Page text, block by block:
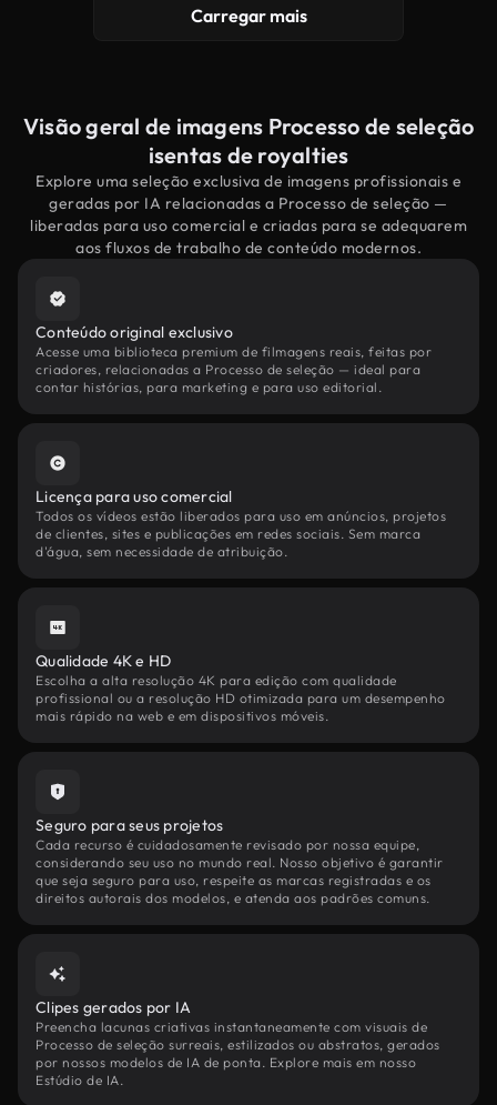
Carregar mais
Visão geral de imagens Processo de seleção
isentas de royalties
Explore uma seleção exclusiva de imagens profissionais e
geradas por IA relacionadas a Processo de seleção —
liberadas para uso comercial e criadas para se adequarem
aos fluxos de trabalho de conteúdo modernos.
Conteúdo original exclusivo
Acesse uma biblioteca premium de filmagens reais, feitas por
criadores, relacionadas a Processo de seleção — ideal para
contar histórias, para marketing e para uso editorial.
Licença para uso comercial
Todos os vídeos estão liberados para uso em anúncios, projetos
de clientes, sites e publicações em redes sociais. Sem marca
d'água, sem necessidade de atribuição.
Qualidade 4K e HD
Escolha a alta resolução 4K para edição com qualidade
profissional ou a resolução HD otimizada para um desempenho
mais rápido na web e em dispositivos móveis.
Seguro para seus projetos
Cada recurso é cuidadosamente revisado por nossa equipe,
considerando seu uso no mundo real. Nosso objetivo é garantir
que seja seguro para uso, respeite as marcas registradas e os
direitos autorais dos modelos, e atenda aos padrões comuns.
Clipes gerados por IA
Preencha lacunas criativas instantaneamente com visuais de
Processo de seleção surreais, estilizados ou abstratos, gerados
por nossos modelos de IA de ponta. Explore mais em nosso
Estúdio de IA.